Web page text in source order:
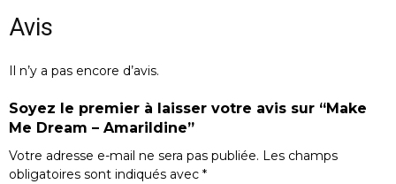
Avis
Il n’y a pas encore d’avis.
Soyez le premier à laisser votre avis sur “Make
Me Dream – Amarildine”
Votre adresse e-mail ne sera pas publiée. Les champs
obligatoires sont indiqués avec *